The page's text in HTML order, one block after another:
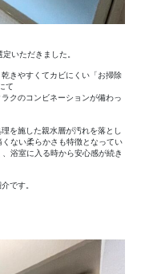
いただきました。
きやすくてカビにくい「お掃除
て
クのコンビネーションが備わっ
を施した親水層が汚れを落とし
くない柔らかさも特徴となってい
浴室に入る時から安心感が続き
です。